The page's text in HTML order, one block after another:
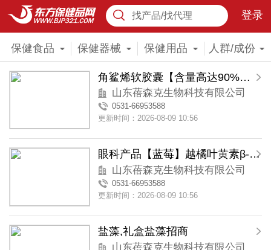
找产品/找代理 登录
保健食品 保健器械 保健用品 人群/成份
角鲨烯软胶囊【含量高达90%】礼盒装
山东蓓森克生物科技有限公司
0531-66953588
更新时间：2026-08-09 10:56
眼科产品【蓝莓】越橘叶黄素β-胡萝卜素胶囊
山东蓓森克生物科技有限公司
0531-66953588
更新时间：2026-08-09 10:56
盐藻,礼盒盐藻招商
山东蓓森克生物科技有限公司